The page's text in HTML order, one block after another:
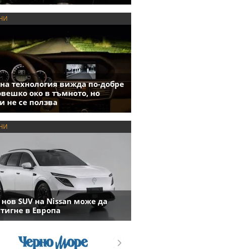
технология вижда по-добре
око в тъмното, но
не се ползва
SUV на Nissan може да
в Европа